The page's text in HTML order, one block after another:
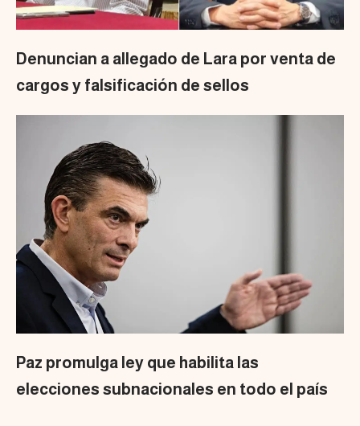
Denuncian a allegado de Lara por venta de
cargos y falsificación de sellos
Paz promulga ley que habilita las
elecciones subnacionales en todo el país